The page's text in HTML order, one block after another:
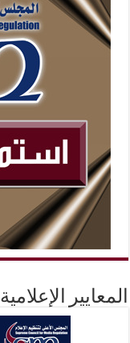
المعايير الإعلامية